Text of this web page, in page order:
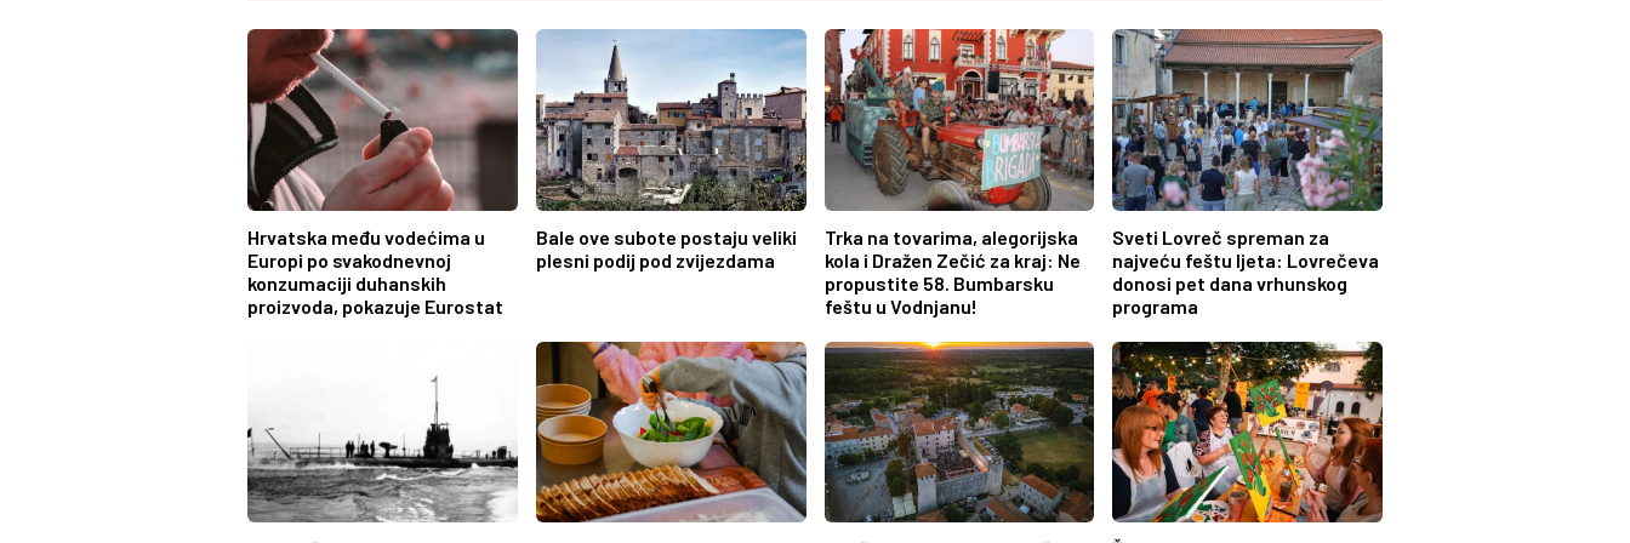
Hrvatska među vodećima u
Europi po svakodnevnoj
konzumaciji duhanskih
proizvoda, pokazuje Eurostat
Bale ove subote postaju veliki
plesni podij pod zvijezdama
Trka na tovarima, alegorijska
kola i Dražen Zečić za kraj: Ne
propustite 58. Bumbarsku
feštu u Vodnjanu!
Sveti Lovreč spreman za
najveću feštu ljeta: Lovrečeva
donosi pet dana vrhunskog
programa